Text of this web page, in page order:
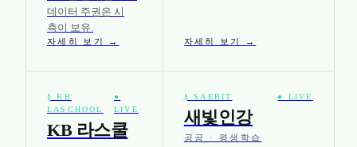
데이터 주권은 시
측이 보유.
자세히 보기 → 자세히 보기 →
§KB
LASCHOOL
●
LIVE
KB 라스쿨
§SAEBIT ● LIVE
새빛인강
공공 · 평생학습